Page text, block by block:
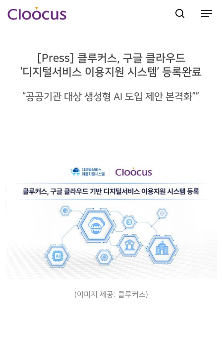
Hit enter to search or ESC to close
[Press] 클루커스, 구글 클라우드
‘디지털서비스 이용지원 시스템’ 등록완료
“공공기관 대상 생성형 AI 도입 제안 본격화””
(이미지 제공: 클루커스)